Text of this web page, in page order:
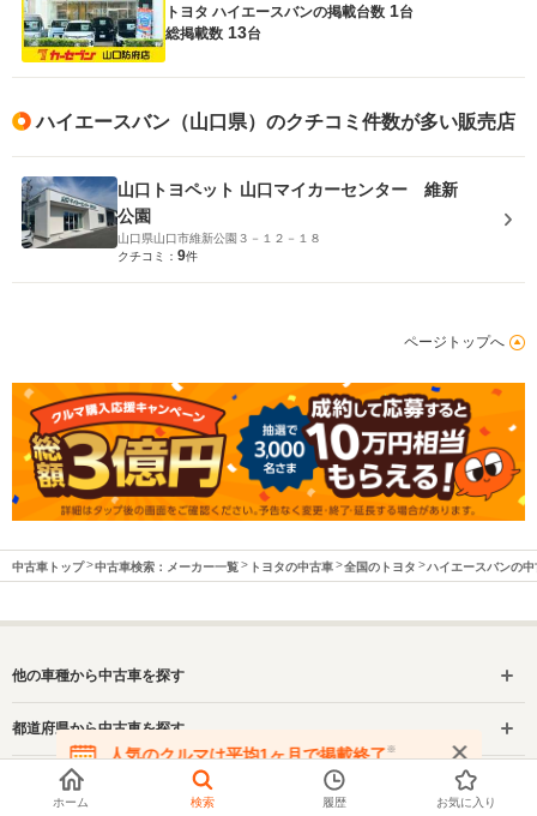
トヨタ ハイエースバンの掲載台数 1台
総掲載数 13台
ハイエースバン（山口県）のクチコミ件数が多い販売店
山口トヨペット 山口マイカーセンター 維新
公園
山口県山口市維新公園３－１２－１８
クチコミ： 9件
ページトップへ
中古車トップ 中古車検索：メーカー一覧 トヨタの中古車 全国のトヨタ ハイエースバンの中
他の車種から中古車を探す
都道府県から中古車を探す
ハイエースバンの中古車を都道府県から探す
人気のクルマは平均1ヶ月で掲載終了※
在庫が無くなる前にお問い合わせください
ホーム 検索 履歴 お気に入り